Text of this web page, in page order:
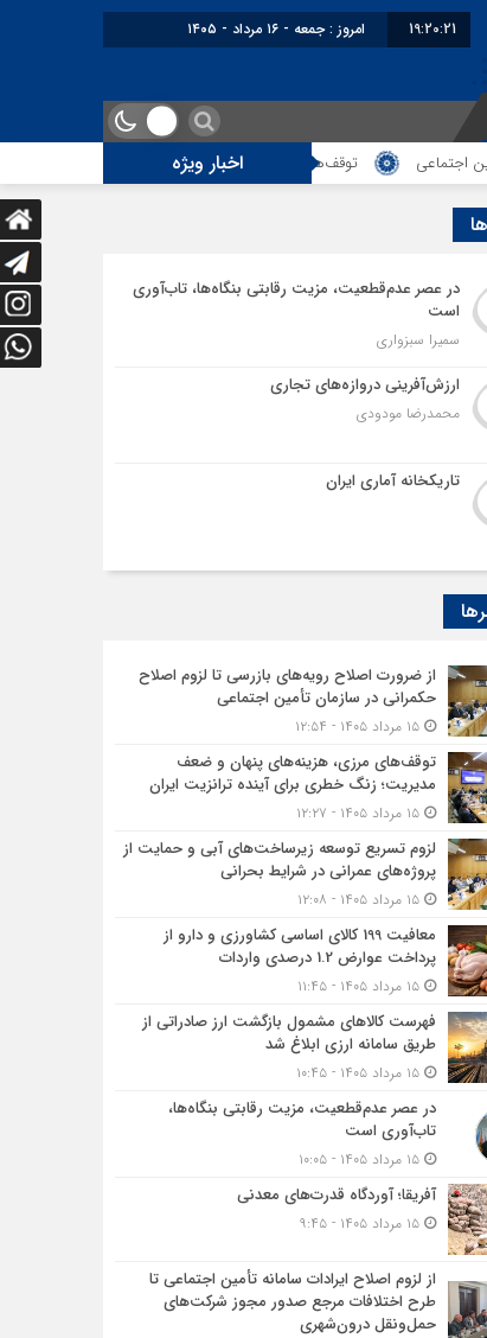
19:20:21 امروز : جمعه - ۱۶ مرداد - ۱۴۰۵
اخبار ویژه
توقف‌های مرزی، هزینه‌های پنهان و ضعف مدیریت؛ زنگ خطری برای آینده
در عصر عدم‌قطعیت، مزیت رقابتی بنگاه‌ها، تاب‌آوری
است
سمیرا سبزواری
ارزش‌آفرینی دروازه‌های تجاری
محمدرضا مودودی
تاریکخانه آماری ایران
از ضرورت اصلاح رویه‌های بازرسی تا لزوم اصلاح
حکمرانی در سازمان تأمین اجتماعی
۱۵ مرداد ۱۴۰۵ - ۱۲:۵۴
توقف‌های مرزی، هزینه‌های پنهان و ضعف
مدیریت؛ زنگ خطری برای آینده ترانزیت ایران
۱۵ مرداد ۱۴۰۵ - ۱۲:۲۷
لزوم تسریع توسعه زیرساخت‌های آبی و حمایت از
پروژه‌های عمرانی در شرایط بحرانی
۱۵ مرداد ۱۴۰۵ - ۱۲:۰۸
معافیت 199 کالای اساسی کشاورزی و دارو از
پرداخت عوارض 1.2 درصدی واردات
۱۵ مرداد ۱۴۰۵ - ۱۱:۴۵
فهرست کالاهای مشمول بازگشت ارز صادراتی از
طریق سامانه ارزی ابلاغ شد
۱۵ مرداد ۱۴۰۵ - ۱۰:۴۵
در عصر عدم‌قطعیت، مزیت رقابتی بنگاه‌ها،
تاب‌آوری است
۱۵ مرداد ۱۴۰۵ - ۱۰:۰۵
آفریقا؛ آوردگاه قدرت‌های معدنی
۱۵ مرداد ۱۴۰۵ - ۹:۴۵
از لزوم اصلاح ایرادات سامانه تأمین اجتماعی تا
طرح اختلافات مرجع صدور مجوز شرکت‌های
حمل‌ونقل درون‌شهری